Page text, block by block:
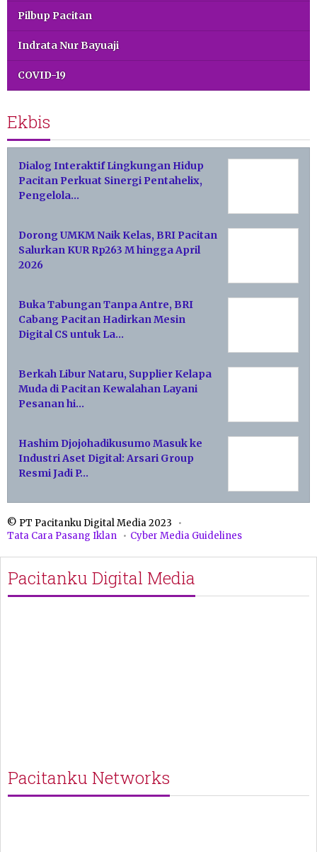
Pilbup Pacitan
Indrata Nur Bayuaji
COVID-19
Ekbis
Dialog Interaktif Lingkungan Hidup
Pacitan Perkuat Sinergi Pentahelix,
Pengelola…
Dorong UMKM Naik Kelas, BRI Pacitan
Salurkan KUR Rp263 M hingga April
2026
Buka Tabungan Tanpa Antre, BRI
Cabang Pacitan Hadirkan Mesin
Digital CS untuk La…
Berkah Libur Nataru, Supplier Kelapa
Muda di Pacitan Kewalahan Layani
Pesanan hi…
Hashim Djojohadikusumo Masuk ke
Industri Aset Digital: Arsari Group
Resmi Jadi P…
© PT Pacitanku Digital Media 2023
Tata Cara Pasang Iklan
Cyber Media Guidelines
Pacitanku Digital Media
Pacitanku Networks